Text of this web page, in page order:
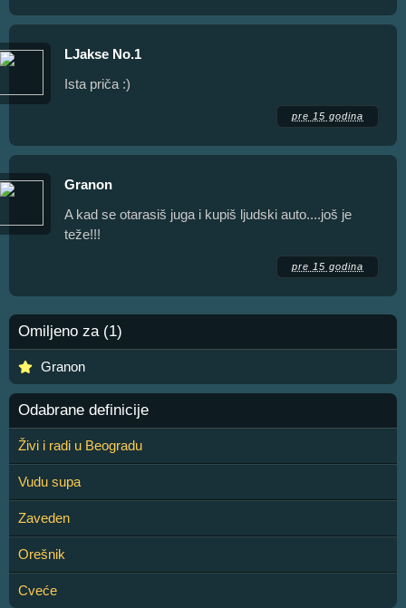
LJakse No.1
Ista priča :)
pre 15 godina
Granon
A kad se otarasiš juga i kupiš ljudski auto....još je
teže!!!
pre 15 godina
Omiljeno za (1)
Granon
Odabrane definicije
Živi i radi u Beogradu
Vudu supa
Zaveden
Orešnik
Cveće